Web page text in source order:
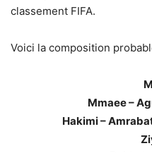
classement FIFA.
Voici la composition
Mmaee –
Hakimi –